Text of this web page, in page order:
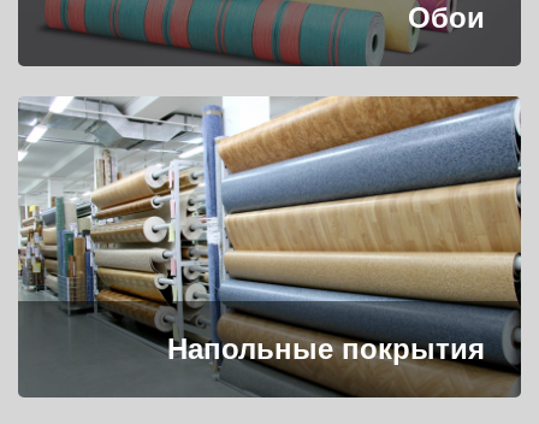
Обои
Напольные покрытия